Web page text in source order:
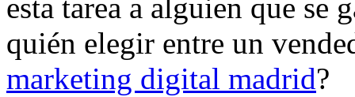
esta tarea a alguien que se
quién elegir entre un
marketing digital madrid?